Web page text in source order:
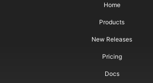
Home
Products
New Releases
Pricing
Docs